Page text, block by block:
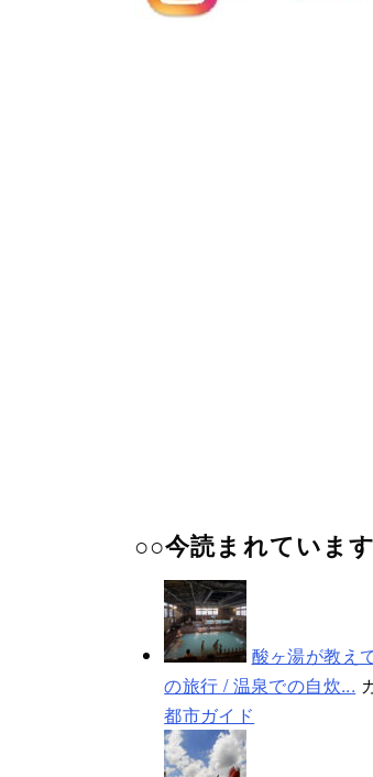
○○今読まれていま
酸ヶ湯が教え
の旅行 / 温泉での自炊...
都市ガイド